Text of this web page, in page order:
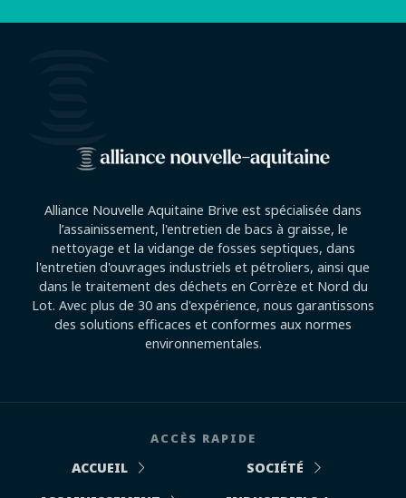
Alliance Nouvelle Aquitaine Brive est spécialisée dans
l’assainissement, l'entretien de bacs à graisse, le
nettoyage et la vidange de fosses septiques, dans
l'entretien d'ouvrages industriels et pétroliers, ainsi que
dans le traitement des déchets en Corrèze et Nord du
Lot. Avec plus de 30 ans d'expérience, nous garantissons
des solutions efficaces et conformes aux normes
environnementales.
ACCÈS RAPIDE
ACCUEIL
SOCIÉTÉ